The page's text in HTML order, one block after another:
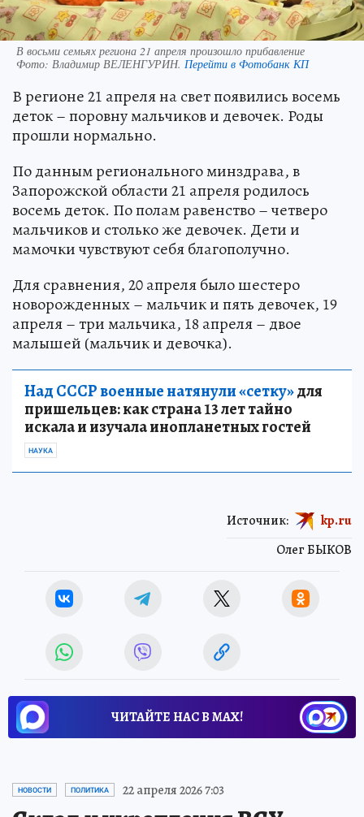
В восьми семьях региона 21 апреля произошло прибавление
Фото: Владимир ВЕЛЕНГУРИН. Перейти в Фотобанк КП
В регионе 21 апреля на свет появились восемь
деток – поровну мальчиков и девочек. Роды
прошли нормально.
По данным регионального минздрава, в
Запорожской области 21 апреля родилось
восемь деток. По полам равенство – четверо
мальчиков и столько же девочек. Дети и
мамочки чувствуют себя благополучно.
Для сравнения, 20 апреля было шестеро
новорожденных – мальчик и пять девочек, 19
апреля – три мальчика, 18 апреля – двое
малышей (мальчик и девочка).
Над СССР военные натянули «сетку»для
пришельцев: как страна 13 лет тайно
искала и изучала инопланетных гостей
НАУКА
Олег БЫКОВ
Источник: kp.ru
ЧИТАЙТЕ НАС В МАХ!
НОВОСТИ ПОЛИТИКА 22 апреля 2026 7:03